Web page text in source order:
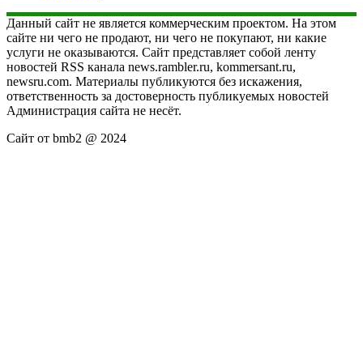
Данный сайт не является коммерческим проектом. На этом
сайте ни чего не продают, ни чего не покупают, ни какие
услуги не оказываются. Сайт представляет собой ленту
новостей RSS канала news.rambler.ru, kommersant.ru,
newsru.com. Материалы публикуются без искажения,
ответственность за достоверность публикуемых новостей
Администрация сайта не несёт.
Сайт от bmb2 @ 2024